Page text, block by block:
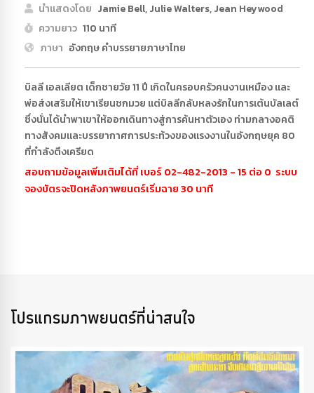
นำแสดงโดย Jamie Bell, Julie Walters, Jean Heywood
ความยาว 110 นาที
ภาษา อังกฤษ คำบรรยายภาษาไทย
บิลลี เอลเลียต เด็กชายวัย 11 ปี เกิดในครอบครัวคนงานเหมือง และ
พ่อส่งเสริมให้เขาเรียนชกมวย แต่บิลลีกลับหลงรักในการเต้นบัลเลต์
ซึ่งนั่นได้นำพาเขาให้ออกเดินทางสู่การค้นหาตัวเอง ท่ามกลางอคติ
ทางสังคมและบรรยากาศการประท้วงของแรงงานในอังกฤษยุค 80
ที่กำลังตึงเครียด
สอบถามข้อมูลเพิ่มเติมได้ที่ เบอร์ 02-482-2013 - 15 ต่อ 0 ระบบ
จองบัตรจะปิดหลังภาพยนตร์เริ่มฉาย 30 นาที
โปรแกรมภาพยนตร์ที่น่าสนใจ